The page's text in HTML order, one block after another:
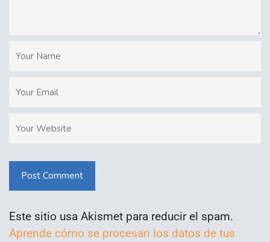
Post Comment
Este sitio usa Akismet para reducir el spam.
Aprende cómo se procesan los datos de tus